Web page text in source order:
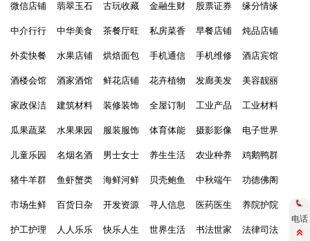
微信店铺 翡翠玉石 古玩收藏 金融生财 股票证券 缘分情缘
中介行行 中华美食 茶餐厅旺 私房菜香 早餐店铺 炖品店铺
外卖快餐 水果店铺 烘焙面包 手机通信 手机维修 酒店宾馆
酒楼会馆 酒家酒馆 鲜花店铺 花卉植物 发廊美发 美容靓丽
家政保洁 建筑材料 装修装饰 全屋订制 工业产品 工业材料
瓜果蔬菜 水果果园 服装服饰 体育体能 摄影影像 电子世界
儿童乐园 名烟名酒 男士女士 养生生活 农业种养 鸡鹅鸭群
猪牛羊群 鱼虾蟹类 海鲜河鲜 贝壳鲍鱼 中秋端午 功德佛阁
市场生鲜 百货日杂 开发资源 寻人信息 医药医生 养院护院
护工护理 人人乐乐 快乐人生 世界生活 书法世家 法律司法
电话
